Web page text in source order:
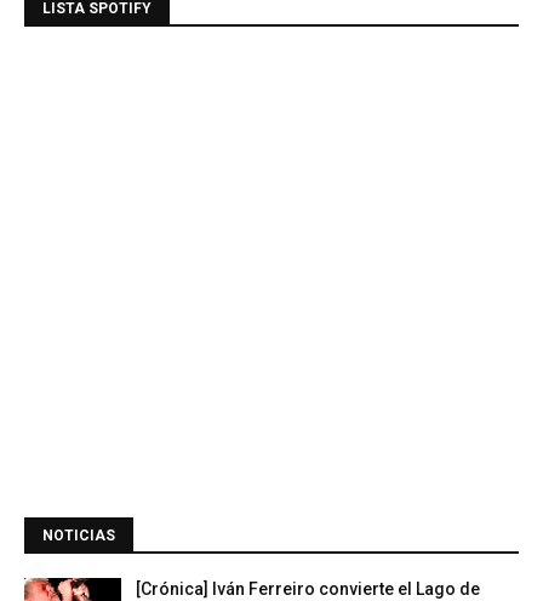
LISTA SPOTIFY
NOTICIAS
[Crónica] Iván Ferreiro convierte el Lago de